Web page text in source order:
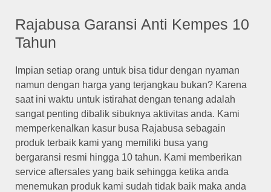
Rajabusa Garansi Anti Kempes 10
Tahun
Impian setiap orang untuk bisa tidur dengan nyaman
namun dengan harga yang terjangkau bukan? Karena
saat ini waktu untuk istirahat dengan tenang adalah
sangat penting dibalik sibuknya aktivitas anda. Kami
memperkenalkan kasur busa Rajabusa sebagain
produk terbaik kami yang memiliki busa yang
bergaransi resmi hingga 10 tahun. Kami memberikan
service aftersales yang baik sehingga ketika anda
menemukan produk kami sudah tidak baik maka anda